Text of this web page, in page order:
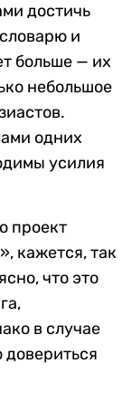
достичь
и
больше — их
небольшое
одних
усилия
проект
кажется, так
что это
в случае